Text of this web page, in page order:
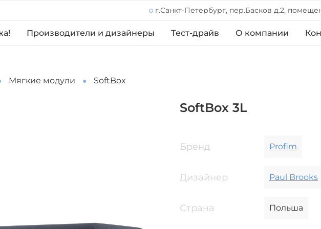
г.Санкт-Петербург, пер.Басков д.2,
Производители и дизайнеры Тест-драйв О компании
Мягкие модули SoftBox
SoftBox 3L
Бренд Profim
Дизайнер Paul Brooks
Страна Польша